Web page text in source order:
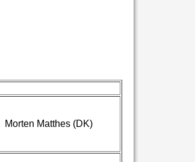
Morten Matthes (DK)